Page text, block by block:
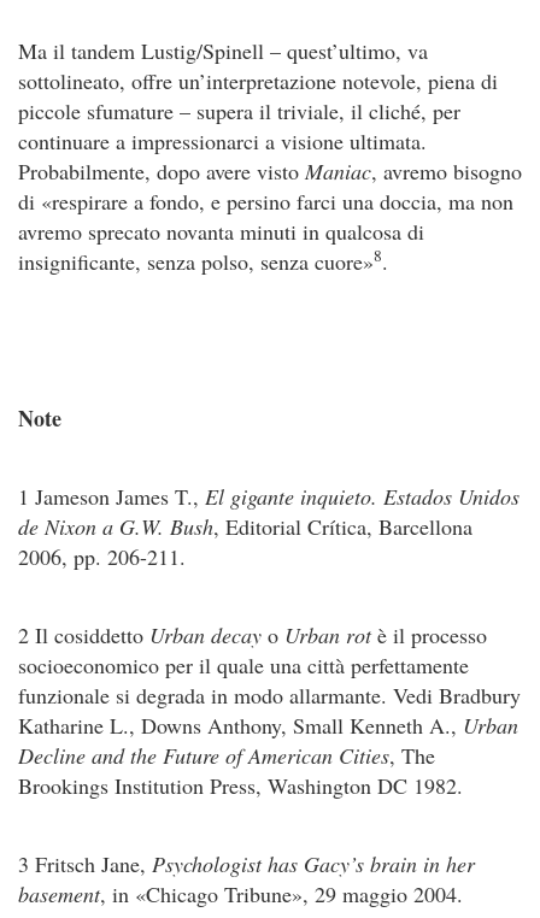
Ma il tandem Lustig/Spinell – quest’ultimo, va
sottolineato, offre un’interpretazione notevole, piena di
piccole sfumature – supera il triviale, il cliché, per
continuare a impressionarci a visione ultimata.
Probabilmente, dopo avere visto Maniac, avremo bisogno
di «respirare a fondo, e persino farci una doccia, ma non
avremo sprecato novanta minuti in qualcosa di
insignificante, senza polso, senza cuore»8.
Note
1 Jameson James T., El gigante inquieto. Estados Unidos
de Nixon a G.W. Bush, Editorial Crítica, Barcellona
2006, pp. 206-211.
2 Il cosiddetto Urban decay o Urban rotè il processo
socioeconomico per il quale una città perfettamente
funzionale si degrada in modo allarmante. Vedi Bradbury
Katharine L., Downs Anthony, Small Kenneth A., Urban
Decline and the Future of American Cities, The
Brookings Institution Press, Washington DC 1982.
3 Fritsch Jane, Psychologist has Gacy’s brain in her
basement, in «Chicago Tribune», 29 maggio 2004.